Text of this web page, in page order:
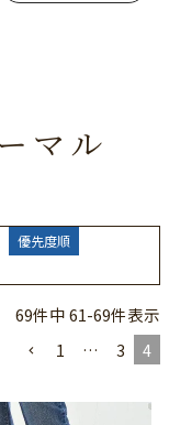
マル
優先度順
69件中61-69件表示
1
… 3 4